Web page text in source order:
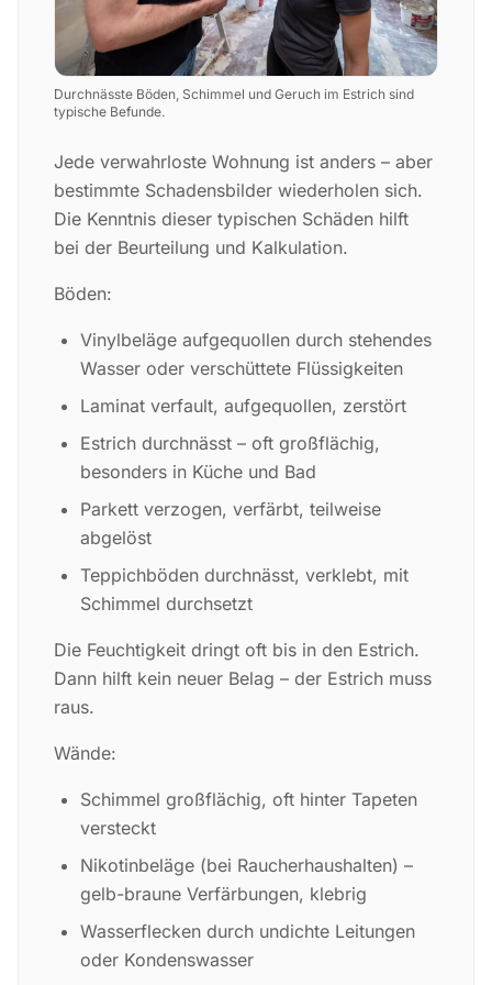
Durchnässte Böden, Schimmel und Geruch im Estrich sind
typische Befunde.
Jede verwahrloste Wohnung ist anders – aber
bestimmte Schadensbilder wiederholen sich.
Die Kenntnis dieser typischen Schäden hilft
bei der Beurteilung und Kalkulation.
Böden:
Vinylbeläge aufgequollen durch stehendes
Wasser oder verschüttete Flüssigkeiten
Laminat verfault, aufgequollen, zerstört
Estrich durchnässt – oft großflächig,
besonders in Küche und Bad
Parkett verzogen, verfärbt, teilweise
abgelöst
Teppichböden durchnässt, verklebt, mit
Schimmel durchsetzt
Die Feuchtigkeit dringt oft bis in den Estrich.
Dann hilft kein neuer Belag – der Estrich muss
raus.
Wände:
Schimmel großflächig, oft hinter Tapeten
versteckt
Nikotinbeläge (bei Raucherhaushalten) –
gelb-braune Verfärbungen, klebrig
Wasserflecken durch undichte Leitungen
oder Kondenswasser